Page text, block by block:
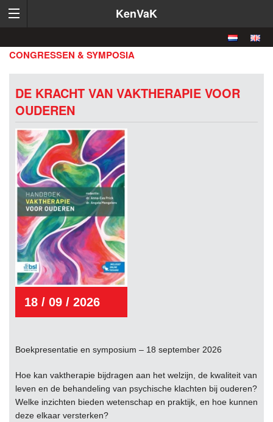
KenVaK
CONGRESSEN & SYMPOSIA
DE KRACHT VAN VAKTHERAPIE VOOR
OUDEREN
18 / 09 / 2026
Boekpresentatie en symposium – 18 september 2026
Hoe kan vaktherapie bijdragen aan het welzijn, de kwaliteit van
leven en de behandeling van psychische klachten bij ouderen?
Welke inzichten bieden wetenschap en praktijk, en hoe kunnen
deze elkaar versterken?